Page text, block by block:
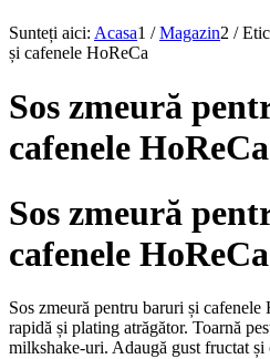
Sunteți aici: Acasa1 / Magazin2 /
și cafenele HoReCa
Sos zmeură
cafenele
Sos zmeură
cafenele HoReCa
Sos zmeură pentru baruri și cafenele
rapidă și plating atrăgător. Toarnă
milkshake-uri. Adaugă gust fructat și